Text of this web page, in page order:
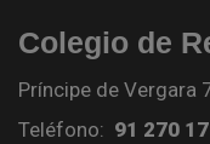
Colegio de
Príncipe de Vergara
Teléfono: 91 270